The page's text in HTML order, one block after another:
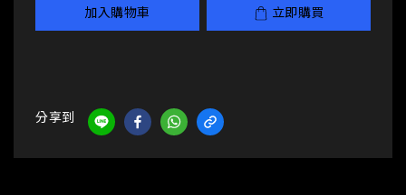
加入購物車 立即購買
分享到